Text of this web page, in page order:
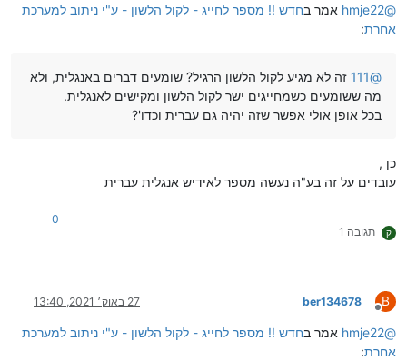
@
hmje22 אמר בחדש !! מספר לחייג - לקול הלשון - ע"י ניתוב למערכת
אחרת:
@
111 זה לא מגיע לקול הלשון הרגיל? שומעים דברים באנגלית, ולא
מה ששומעים כשמחייגים ישר לקול הלשון ומקישים לאנגלית.
בכל אופן אולי אפשר שזה יהיה גם עברית וכדו'?
כן ,
עובדים על זה בע"ה נעשה מספר לאידיש אנגלית עברית
ק תגובה 1
0
B
מנותק
ber134678 27 באוק׳ 2021, 13:40
@
hmje22 אמר בחדש !! מספר לחייג - לקול הלשון - ע"י ניתוב למערכת
אחרת: